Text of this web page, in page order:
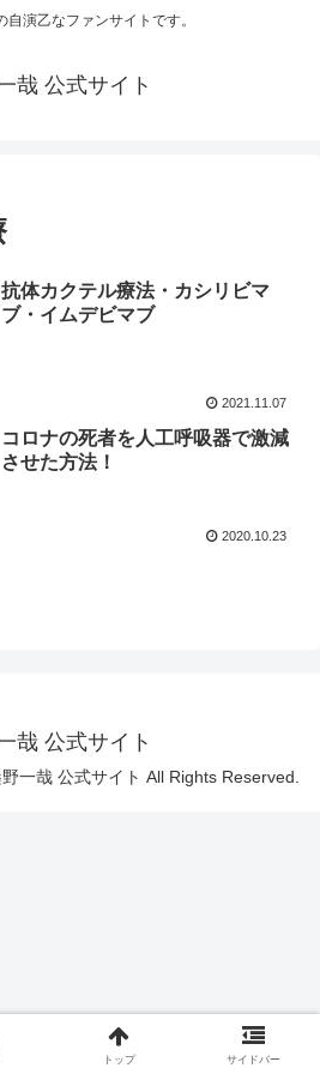
自演乙なファンサイトです。
哉 公式サイト
抗体カクテル療法・カシリビマ
ブ・イムデビマブ
2021.11.07
コロナの死者を人工呼吸器で激減
させた方法！
2020.10.23
哉 公式サイト
一哉 公式サイト All Rights Reserved.
トップ サイドバー